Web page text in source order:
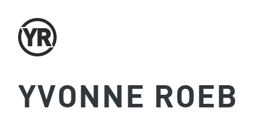
Inhalt
springen
YVONNE ROEB